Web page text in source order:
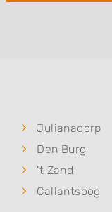
Julianadorp
Den Burg
't Zand
Callantsoog